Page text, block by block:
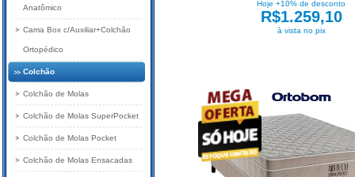
Hoje +10% de desconto
R$1.259,10
à vista no pix
Anatômico
Cama Box c/Auxiliar+Colchão
Ortopédico
Colchão
Colchão de Molas
Colchão de Molas SuperPocket
Colchão de Molas Pocket
Colchão de Molas Ensacadas